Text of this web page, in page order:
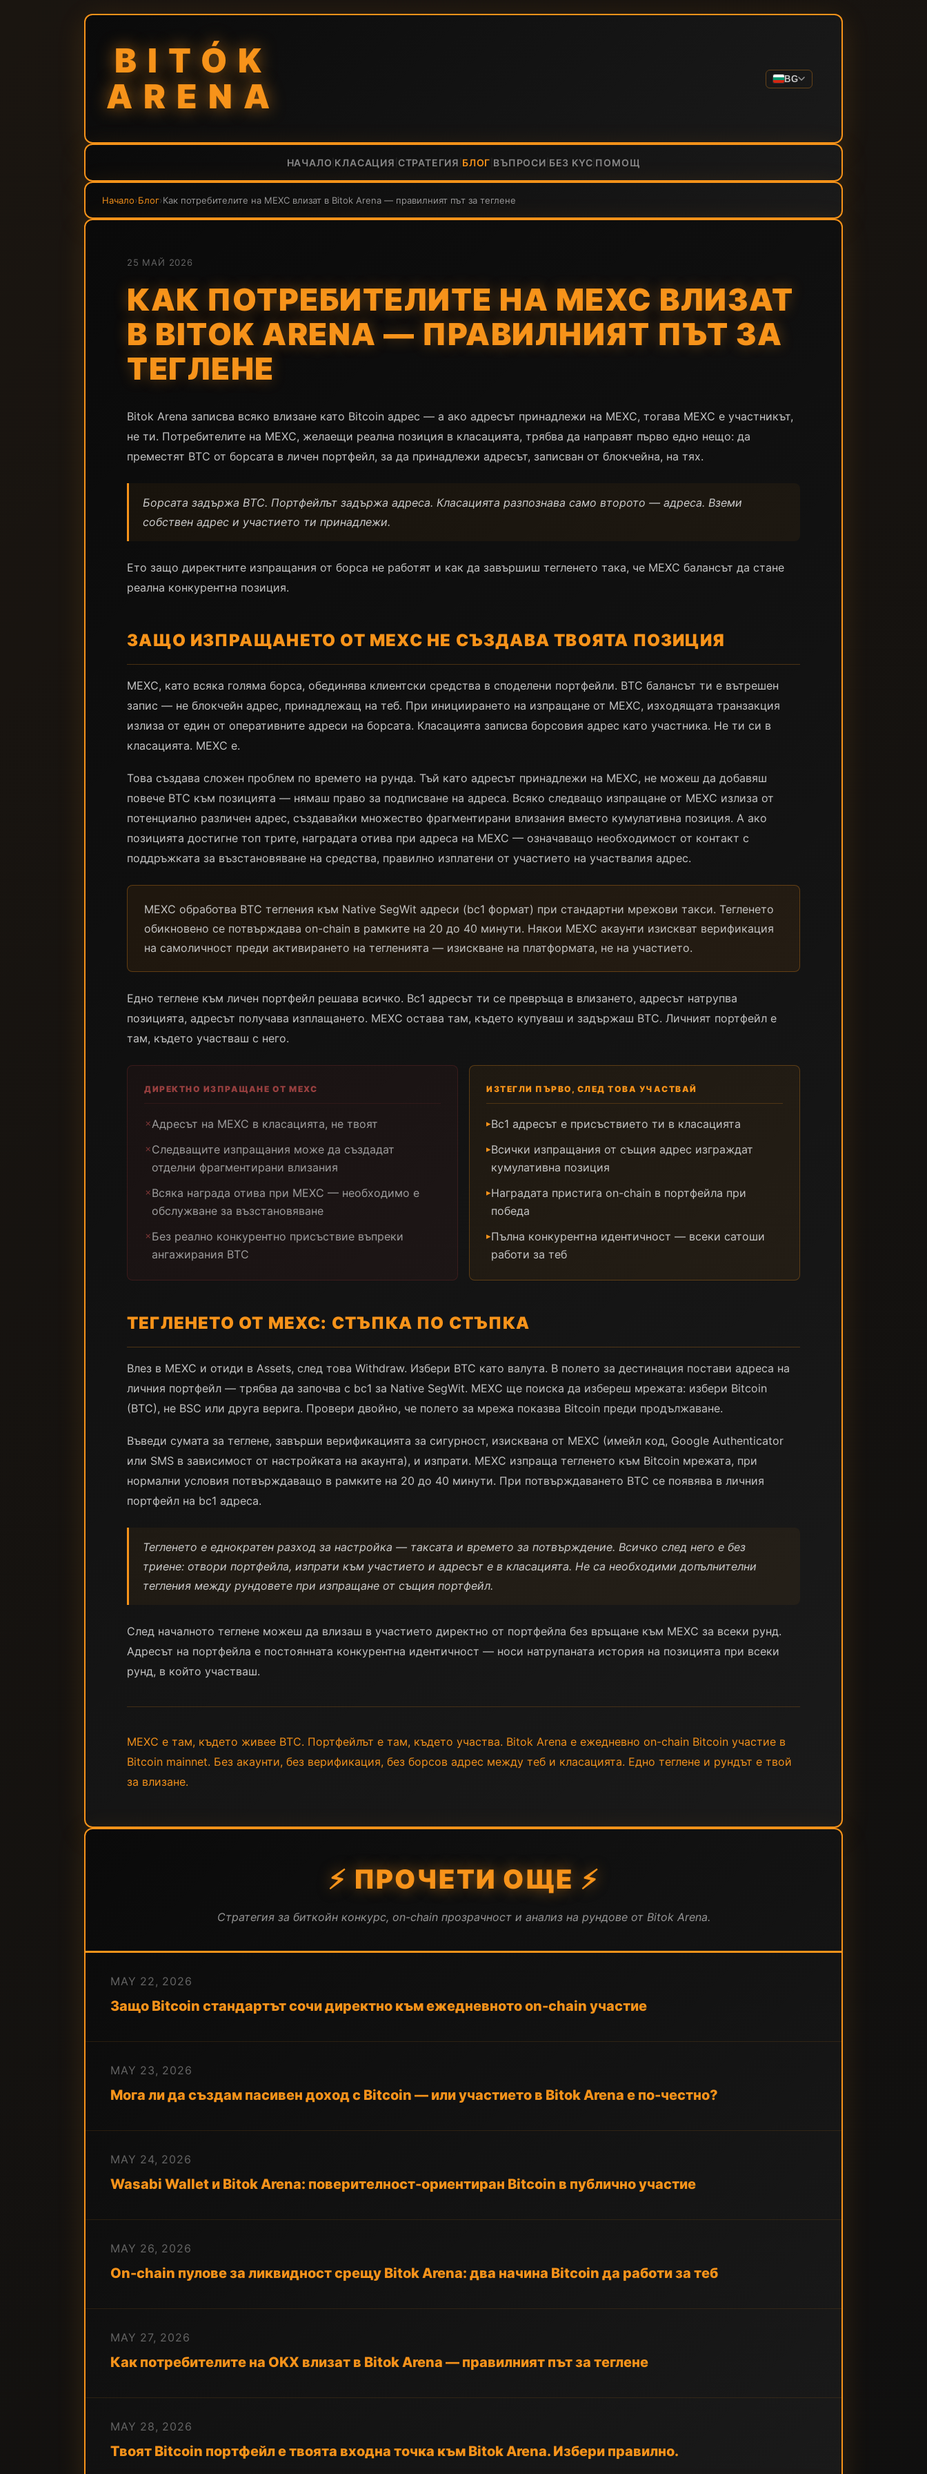
BITÓK
ARENA
BG
НАЧАЛО КЛАСАЦИЯ СТРАТЕГИЯ БЛОГ ВЪПРОСИ БЕЗ KYC ПОМОЩ
Начало›Блог›Как потребителите на MEXC влизат в Bitok Arena — правилният път за теглене
25 МАЙ 2026
КАК ПОТРЕБИТЕЛИТЕ НА MEXC ВЛИЗАТ
В BITOK ARENA — ПРАВИЛНИЯТ ПЪТ ЗА
ТЕГЛЕНЕ
Bitok Arena записва всяко влизане като Bitcoin адрес — а ако адресът принадлежи на MEXC, тогава MEXC е участникът,
не ти. Потребителите на MEXC, желаещи реална позиция в класацията, трябва да направят първо едно нещо: да
преместят BTC от борсата в личен портфейл, за да принадлежи адресът, записван от блокчейна, на тях.
Борсата задържа BTC. Портфейлът задържа адреса. Класацията разпознава само второто — адреса. Вземи
собствен адрес и участието ти принадлежи.
Ето защо директните изпращания от борса не работят и как да завършиш тегленето така, че MEXC балансът да стане
реална конкурентна позиция.
ЗАЩО ИЗПРАЩАНЕТО ОТ MEXC НЕ СЪЗДАВА ТВОЯТА ПОЗИЦИЯ
MEXC, като всяка голяма борса, обединява клиентски средства в споделени портфейли. BTC балансът ти е вътрешен
запис — не блокчейн адрес, принадлежащ на теб. При инициирането на изпращане от MEXC, изходящата транзакция
излиза от един от оперативните адреси на борсата. Класацията записва борсовия адрес като участника. Не ти си в
класацията. MEXC е.
Това създава сложен проблем по времето на рунда. Тъй като адресът принадлежи на MEXC, не можеш да добавяш
повече BTC към позицията — нямаш право за подписване на адреса. Всяко следващо изпращане от MEXC излиза от
потенциално различен адрес, създавайки множество фрагментирани влизания вместо кумулативна позиция. А ако
позицията достигне топ трите, наградата отива при адреса на MEXC — означаващо необходимост от контакт с
поддръжката за възстановяване на средства, правилно изплатени от участието на участвалия адрес.
MEXC обработва BTC тегления към Native SegWit адреси (bc1 формат) при стандартни мрежови такси. Тегленето
обикновено се потвърждава on-chain в рамките на 20 до 40 минути. Някои MEXC акаунти изискват верификация
на самоличност преди активирането на тегленията — изискване на платформата, не на участието.
Едно теглене към личен портфейл решава всичко. Bc1 адресът ти се превръща в влизането, адресът натрупва
позицията, адресът получава изплащането. MEXC остава там, където купуваш и задържаш BTC. Личният портфейл е
там, където участваш с него.
ДИРЕКТНО ИЗПРАЩАНЕ ОТ MEXC
✗Адресът на MEXC в класацията, не твоят
✗Следващите изпращания може да създадат
отделни фрагментирани влизания
✗Всяка награда отива при MEXC — необходимо е
обслужване за възстановяване
✗Без реално конкурентно присъствие въпреки
ангажирания BTC
ИЗТЕГЛИ ПЪРВО, СЛЕД ТОВА УЧАСТВАЙ
▸Bc1 адресът е присъствието ти в класацията
▸Всички изпращания от същия адрес изграждат
кумулативна позиция
▸Наградата пристига on-chain в портфейла при
победа
▸Пълна конкурентна идентичност — всеки сатоши
работи за теб
ТЕГЛЕНЕТО ОТ MEXC: СТЪПКА ПО СТЪПКА
Влез в MEXC и отиди в Assets, след това Withdraw. Избери BTC като валута. В полето за дестинация постави адреса на
личния портфейл — трябва да започва с bc1 за Native SegWit. MEXC ще поиска да избереш мрежата: избери Bitcoin
(BTC), не BSC или друга верига. Провери двойно, че полето за мрежа показва Bitcoin преди продължаване.
Въведи сумата за теглене, завърши верификацията за сигурност, изисквана от MEXC (имейл код, Google Authenticator
или SMS в зависимост от настройката на акаунта), и изпрати. MEXC изпраща тегленето към Bitcoin мрежата, при
нормални условия потвърждаващо в рамките на 20 до 40 минути. При потвърждаването BTC се появява в личния
портфейл на bc1 адреса.
Тегленето е еднократен разход за настройка — таксата и времето за потвърждение. Всичко след него е без
триене: отвори портфейла, изпрати към участието и адресът е в класацията. Не са необходими допълнителни
тегления между рундовете при изпращане от същия портфейл.
След началното теглене можеш да влизаш в участието директно от портфейла без връщане към MEXC за всеки рунд.
Адресът на портфейла е постоянната конкурентна идентичност — носи натрупаната история на позицията при всеки
рунд, в който участваш.
MEXC е там, където живее BTC. Портфейлът е там, където участва. Bitok Arena е ежедневно on-chain Bitcoin участие в
Bitcoin mainnet. Без акаунти, без верификация, без борсов адрес между теб и класацията. Едно теглене и рундът е твой
за влизане.
⚡ ПРОЧЕТИ ОЩЕ ⚡
Стратегия за биткойн конкурс, on-chain прозрачност и анализ на рундове от Bitok Arena.
MAY 22, 2026
Защо Bitcoin стандартът сочи директно към ежедневното on-chain участие
MAY 23, 2026
Мога ли да създам пасивен доход с Bitcoin — или участието в Bitok Arena е по-честно?
MAY 24, 2026
Wasabi Wallet и Bitok Arena: поверителност-ориентиран Bitcoin в публично участие
MAY 26, 2026
On-chain пулове за ликвидност срещу Bitok Arena: два начина Bitcoin да работи за теб
MAY 27, 2026
Как потребителите на OKX влизат в Bitok Arena — правилният път за теглене
MAY 28, 2026
Твоят Bitcoin портфейл е твоята входна точка към Bitok Arena. Избери правилно.